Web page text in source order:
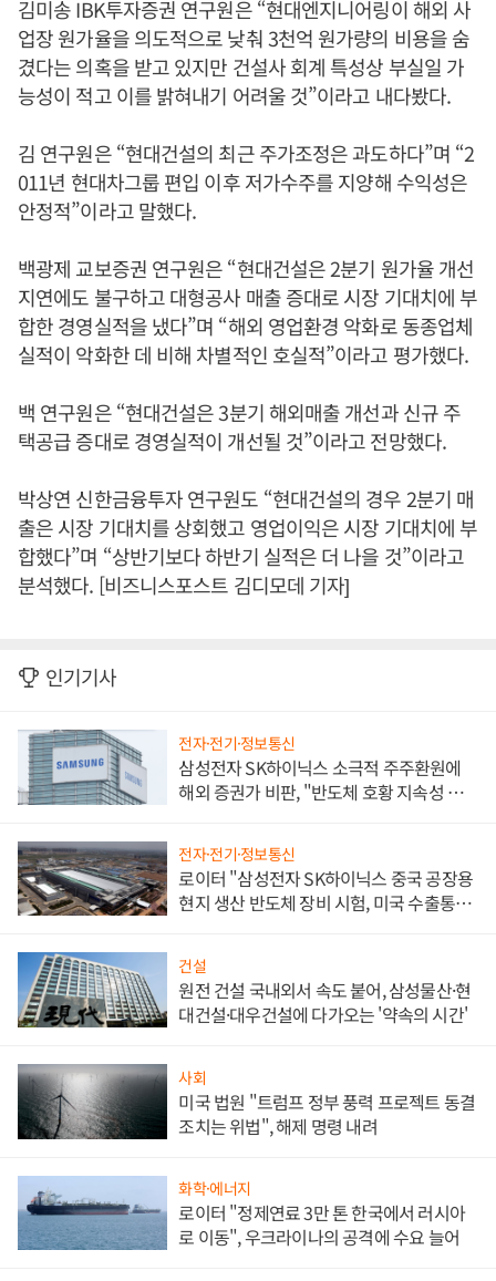
김미송 IBK투자증권 연구원은 “현대엔지니어링이 해외 사
업장 원가율을 의도적으로 낮춰 3천억 원가량의 비용을 숨
겼다는 의혹을 받고 있지만 건설사 회계 특성상 부실일 가
능성이 적고 이를 밝혀내기 어려울 것”이라고 내다봤다.
김 연구원은 “현대건설의 최근 주가조정은 과도하다”며 “2
011년 현대차그룹 편입 이후 저가수주를 지양해 수익성은
안정적”이라고 말했다.
백광제 교보증권 연구원은 “현대건설은 2분기 원가율 개선
지연에도 불구하고 대형공사 매출 증대로 시장 기대치에 부
합한 경영실적을 냈다”며 “해외 영업환경 악화로 동종업체
실적이 악화한 데 비해 차별적인 호실적”이라고 평가했다.
백 연구원은 “현대건설은 3분기 해외매출 개선과 신규 주
택공급 증대로 경영실적이 개선될 것”이라고 전망했다.
박상연 신한금융투자 연구원도 “현대건설의 경우 2분기 매
출은 시장 기대치를 상회했고 영업이익은 시장 기대치에 부
합했다”며 “상반기보다 하반기 실적은 더 나을 것”이라고
분석했다. [비즈니스포스트 김디모데 기자]
인기기사
전자·전기·정보통신
삼성전자 SK하이닉스 소극적 주주환원에
해외 증권가 비판, "반도체 호황 지속성 의
전자·전기·정보통신
로이터 "삼성전자 SK하이닉스 중국 공장용
현지 생산 반도체 장비 시험, 미국 수출통제
건설
원전 건설 국내외서 속도 붙어, 삼성물산·현
대건설·대우건설에 다가오는 '약속의 시간'
사회
미국 법원 "트럼프 정부 풍력 프로젝트 동결
조치는 위법", 해제 명령 내려
화학·에너지
로이터 "정제연료 3만 톤 한국에서 러시아
로 이동", 우크라이나의 공격에 수요 늘어